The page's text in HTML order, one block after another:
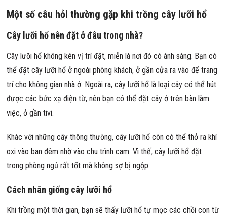
Một số câu hỏi thường gặp khi trồng cây lưỡi hổ
Cây lưỡi hổ nên đặt ở đâu trong nhà?
Cây lưỡi hổ không kén vị trí đặt, miễn là nơi đó có ánh sáng. Bạn có
thể đặt cây lưỡi hổ ở ngoài phòng khách, ở gần cửa ra vào để trang
trí cho không gian nhà ở. Ngoài ra, cây lưỡi hổ là loại cây có thể hút
được các bức xạ điện từ, nên bạn có thể đặt cây ở trên bàn làm
việc, ở gần tivi.
Khác với những cây thông thường, cây lưỡi hổ còn có thể thở ra khí
oxi vào ban đêm nhờ vào chu trình cam. Vì thế, cây lưỡi hổ đặt
trong phòng ngủ rất tốt mà không sợ bị ngộp
Cách nhân giống cây lưỡi hổ
Khi trồng một thời gian, bạn sẽ thấy lưỡi hổ tự mọc các chồi con từ